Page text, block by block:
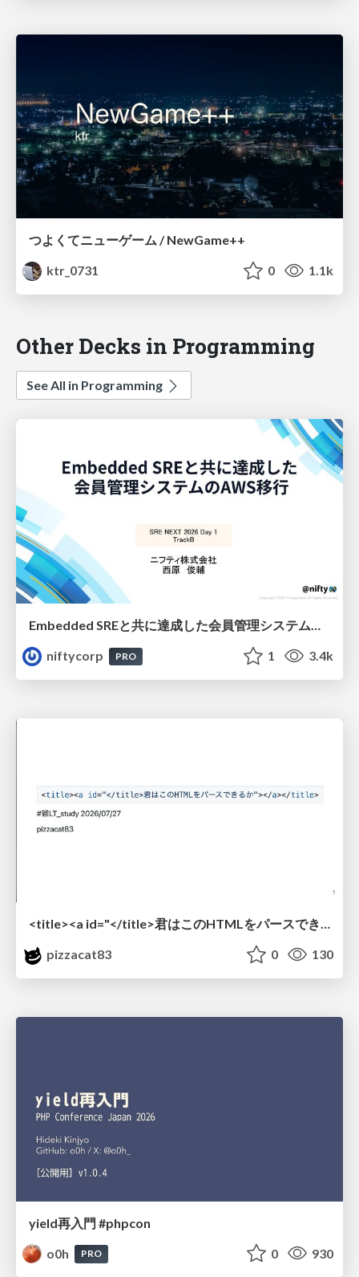
つよくてニューゲーム / NewGame++
ktr_0731
0 1.1k
Other Decks in Programming
See All in Programming
niftycorp
PRO 1 3.4k
<title><a id="</title>君はこのHTMLをパースできるか"></a></title> #雑LT_study
pizzacat83
0 130
yield再入門 #phpcon
o0h
PRO 0 930